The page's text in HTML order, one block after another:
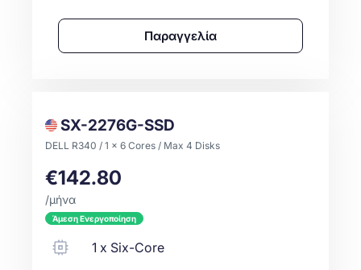
Παραγγελία
SX-2276G-SSD
DELL R340 / 1 x 6 Cores / Max 4 Disks
€142.80
/μήνα
Άμεση Ενεργοποίηση
1 x Six-Core